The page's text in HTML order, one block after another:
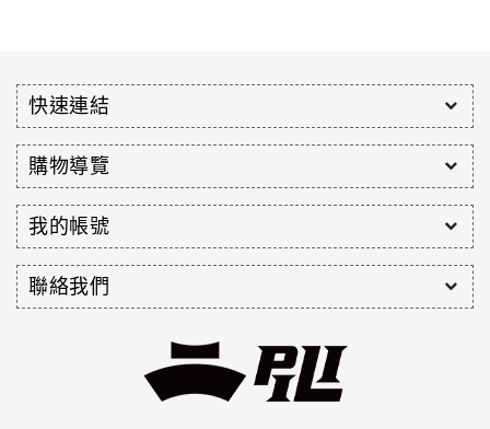
快速連結
購物導覽
我的帳號
聯絡我們